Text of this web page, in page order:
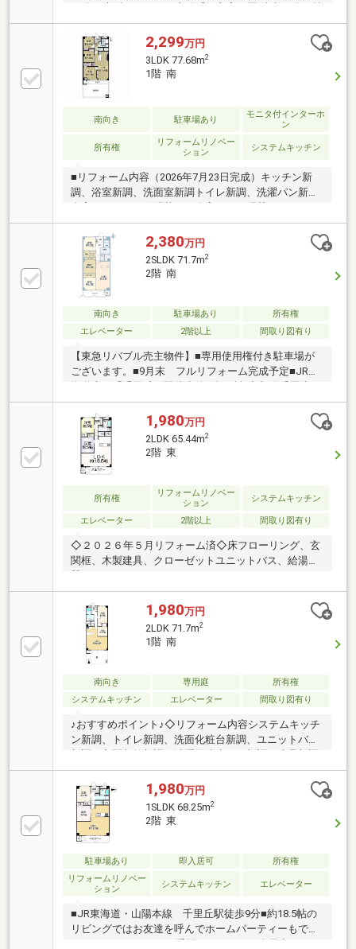
徴・(株)大林組設計・施工・対面式のカウンターキッ
チン・各洋室・廊下に収納有・陽当り良好なバルコニ
ー・エレベーター停止階・付属建物トランクルーム付
▼2023年5月室内リフォーム履歴【新調】キッチン、
UB、洗面台 等【張替】全室クロス、巾木▼周辺環
境・スーパーsatake 徒歩8分(約640m)■ ご希望の住ま
い探しをお手伝いします ━━━━━・・・物件の詳
細・ご相談はお気軽にお問い合わせください。
2,299万円
3LDK 77.68m2
1階 南
南向き 駐車場あり
モニタ付インターホ
ン
所有権
リフォームリノベー
ション
システムキッチン
■リフォーム内容（2026年7月23日完成）キッチン新
調、浴室新調、洗面室新調トイレ新調、洗濯パン新調
ンフロア（洗面室、トイレ）張替え玄関フロアタイル
張替え建具新調、給湯器新調、ハウスクリーニング等
～お勧めポイント～JR京都線「千里丘」駅 徒歩9分
阪急京都線「摂津市」駅 徒歩14分平面 分譲車庫権
利付き 月額1100円南向き専用庭付きウォークインク
ロゼットあり全居室に収納スペースありアフターサー
ビス保証付きテラス面積約9.10㎡専用庭面積は不明で
す。
2,380万円
2SLDK 71.7m2
2階 南
南向き 駐車場あり
所有権
エレベーター
2階以上 間取り図有り
【東急リバブル売主物件】■専用使用権付き駐車場が
ございます。■9月末 フルリフォーム完成予定■JR東
市」駅徒歩約11分■大阪モノレール本線「沢良宜」駅
徒歩約12分■南向きのため日当たり良好■施工会社：大
林組■エレベーター2基設置■トランクルーム付き■（ス
ーパー）サタケ千里丘駅前店■（コンビニ）ローソン
ストア100摂津昭和園店■（幼稚園）みしま幼稚園
■（小学校）摂津市立三宅柳田小学校■（中学校）摂津
市立第三中学校
1,980万円
2LDK 65.44m2
2階 東
所有権
リフォームリノベー
ション
システムキッチン
エレベーター 2階以上 間取り図有り
◇２０２６年５月リフォーム済◇床フローリング、玄
関框、木製建具、クローゼットユニットバス、給湯
ッチン、トイレ便器、ウォシュレット洗面化粧台、洗
濯パン、クロス、クッションフロア間取り一部変更、
ハウスクリーニング◇周辺環境◇摂津市立三宅柳田小
学校：徒歩13分（989ｍ）摂津市立第三中学校：徒歩
11分（871ｍ）ご自宅へお迎え・最寄駅等でお待ち合
わせ、弊社へのご来店など、ご相談頂けますお客様の
ご希望に合わせた物件などもご提案いたしますのでエ
リアを熟知している担当スタッフへお気軽にお伝えく
1,980万円
2LDK 71.7m2
1階 南
南向き 専用庭
所有権
システムキッチン
エレベーター 間取り図有り
♪おすすめポイント♪◇リフォーム内容システムキッチ
ン新調、トイレ新調、洗面化粧台新調、ユニットバス
◆3路線使える便利な立地！JR東海道本線「千里丘
駅 」徒歩9分阪急京都線「摂津市駅」 徒歩12分大
阪モノレール本線「沢良宜駅」歩12分◇人気な南向き
1階部分！◆専有面積71.70㎡2LDKの広々した間取り！
◇約41㎡の大きな専用庭でガーデニングが楽しめま
す！♪周辺環境♪・フォルテ摂津 約600ｍ・Foods
Market satake千里丘駅前店 約550ｍ・阪急オアシ
ス千里丘店 約630ｍ・摂津香露園郵便局 約710ｍ
1,980万円
1SLDK 68.25m2
2階 東
駐車場あり 即入居可
所有権
リフォームリノベー
ション
システムキッチン エレベーター
■JR東海道・山陽本線 千里丘駅徒歩9分■約18.5帖の
リビングではお友達を呼んでホームパーティーもでき